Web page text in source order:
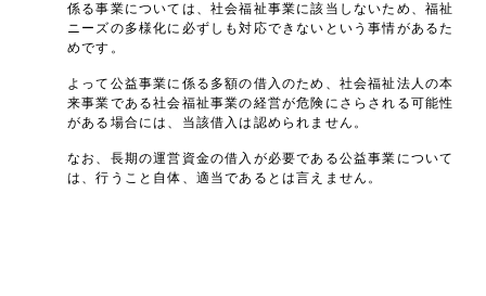
係る事業については、社会福祉事業に該当しないため、福祉
ニーズの多様化に必ずしも対応できないという事情があるた
めです。
よって公益事業に係る多額の借入のため、社会福祉法人の本
来事業である社会福祉事業の経営が危険にさらされる可能性
がある場合には、当該借入は認められません。
なお、長期の運営資金の借入が必要である公益事業について
は、行うこと自体、適当であるとは言えません。